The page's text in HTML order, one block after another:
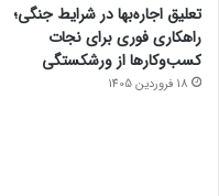
تعلیق اجاره‌بها در شرایط جنگی؛
راهکاری فوری برای نجات
کسب‌وکارها از ورشکستگی
18 فروردین 1405